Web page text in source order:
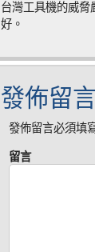
台灣工具機的威脅
好。
發佈留言
發佈留言必須填
留言